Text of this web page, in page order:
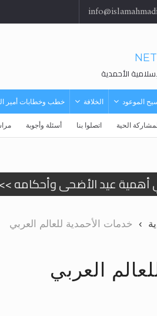
الأحمدية
الموعود الخلافة خطب وخطابات أمير
الحية اتصلوا بنا أسئلة وأجوبة
أهمية عيد الأضحى وأحكامه >>
وأهداف >> المزيد
>> المزيد
>> المزيد
المرسلة إلى حضرة امير
خدمات الأحمدية للعالم العربي
العربي